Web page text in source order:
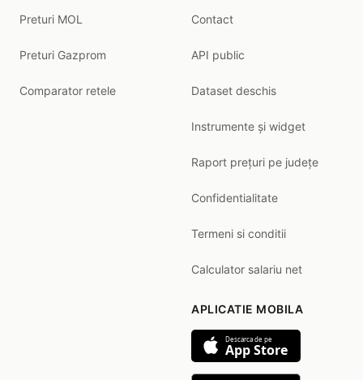
Preturi MOL
Preturi Gazprom
Comparator retele
Contact
API public
Dataset deschis
Instrumente și widget
Raport prețuri pe județe
Confidentialitate
Termeni si conditii
Calculator salariu net
APLICATIE MOBILA
Descarca de pe
App Store